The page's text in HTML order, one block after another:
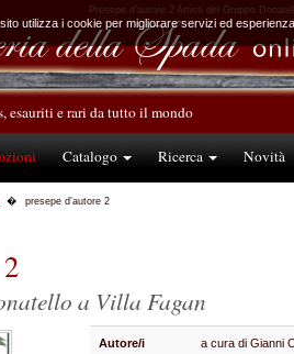
Presepe d’autore 2 Artisti del Gruppo
esauriti e rari da tutto il mondo
Catalogo Ricerca Novità
presepe d’autore 2
a Villa Fagan
Autore/i a cura di Gianni
utilizza i cookie per migliorare servizi ed